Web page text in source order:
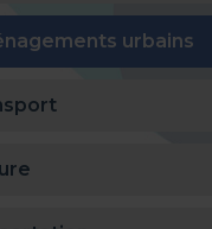
urbains